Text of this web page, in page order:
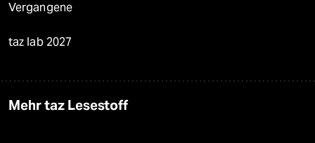
Vergangene
taz lab 2027
Mehr taz Lesestoff